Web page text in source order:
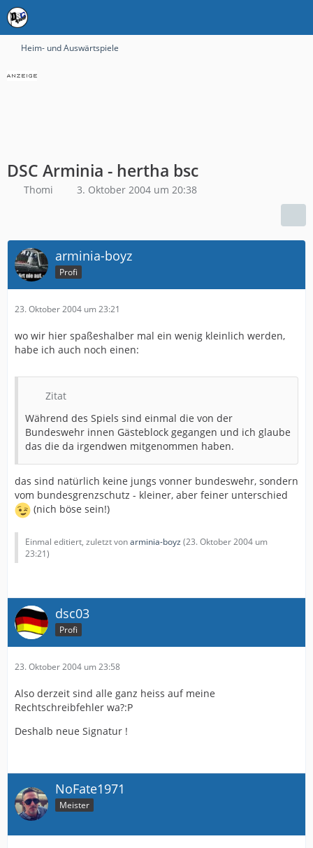
Heim- und Auswärtspiele
DSC Arminia - hertha bsc
Thomi 3. Oktober 2004 um 20:38
arminia-boyz
Profi
23. Oktober 2004 um 23:21
wo wir hier spaßeshalber mal ein wenig kleinlich werden,
habe ich auch noch einen:
Zitat
Während des Spiels sind einmal die von der
Bundeswehr innen Gästeblock gegangen und ich glaube
das die da irgendwen mitgenommen haben.
das sind natürlich keine jungs vonner bundeswehr, sondern
vom bundesgrenzschutz - kleiner, aber feiner unterschied
(nich böse sein!)
Einmal editiert, zuletzt vonarminia-boyz (23. Oktober 2004 um
23:21)
dsc03
Profi
23. Oktober 2004 um 23:58
Also derzeit sind alle ganz heiss auf meine
Rechtschreibfehler wa?:P
Deshalb neue Signatur !
NoFate1971
Meister